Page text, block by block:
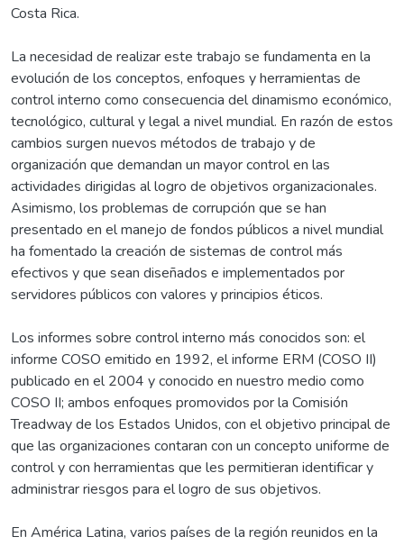
Costa Rica.
La necesidad de realizar este trabajo se fundamenta en la
evolución de los conceptos, enfoques y herramientas de
control interno como consecuencia del dinamismo económico,
tecnológico, cultural y legal a nivel mundial. En razón de estos
cambios surgen nuevos métodos de trabajo y de
organización que demandan un mayor control en las
actividades dirigidas al logro de objetivos organizacionales.
Asimismo, los problemas de corrupción que se han
presentado en el manejo de fondos públicos a nivel mundial
ha fomentado la creación de sistemas de control más
efectivos y que sean diseñados e implementados por
servidores públicos con valores y principios éticos.
Los informes sobre control interno más conocidos son: el
informe COSO emitido en 1992, el informe ERM (COSO II)
publicado en el 2004 y conocido en nuestro medio como
COSO II; ambos enfoques promovidos por la Comisión
Treadway de los Estados Unidos, con el objetivo principal de
que las organizaciones contaran con un concepto uniforme de
control y con herramientas que les permitieran identificar y
administrar riesgos para el logro de sus objetivos.
En América Latina, varios países de la región reunidos en la